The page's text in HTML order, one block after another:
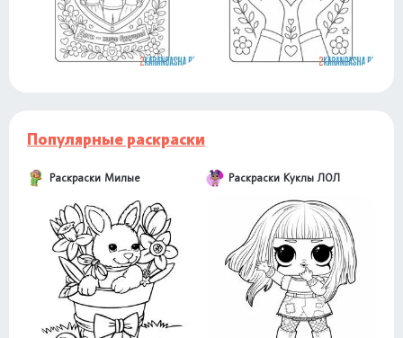
Популярные раскраски
Раскраски Милые Раскраски Куклы ЛОЛ